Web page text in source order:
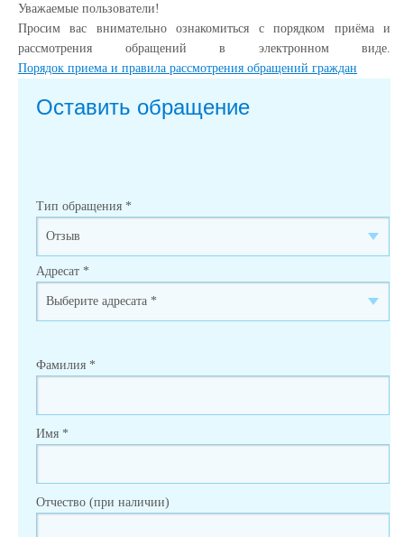
Уважаемые пользователи!
Просим вас внимательно ознакомиться с порядком приёма и
рассмотрения обращений в электронном виде.
Порядок приема и правила рассмотрения обращений граждан
Оставить обращение
Тип обращения *
Адресат *
Фамилия *
Имя *
Отчество (при наличии)